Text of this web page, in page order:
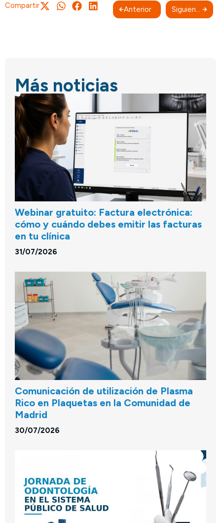
Compartir Anterior Siguiente
Más noticias
Webinar gratuito: Factura electrónica:
cómo y cuándo debes emitir las facturas
en tu clínica
31/07/2026
Comunicación de utilización de Plasma
Rico en Plaquetas en la Comunidad de
Madrid
30/07/2026